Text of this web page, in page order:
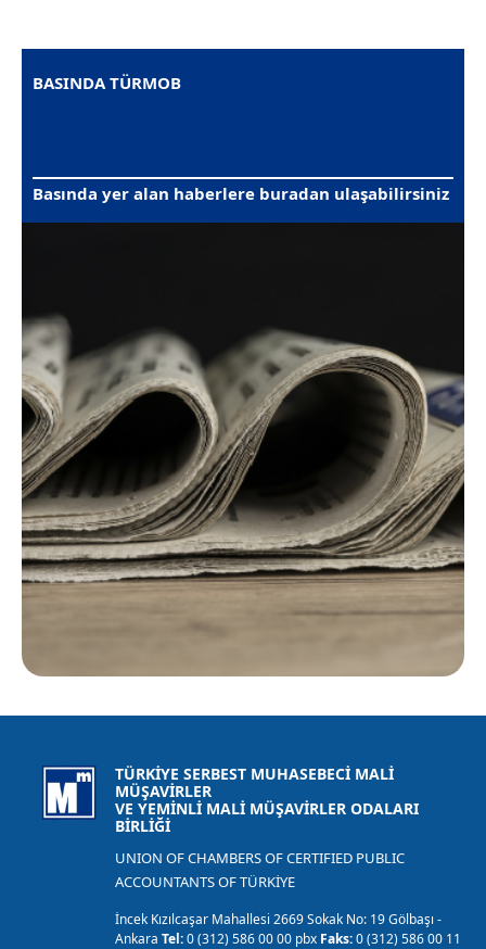
BASINDA TÜRMOB
Basında yer alan haberlere buradan ulaşabilirsiniz
TÜRKİYE SERBEST MUHASEBECİ MALİ
MÜŞAVİRLER
VE YEMİNLİ MALİ MÜŞAVİRLER ODALARI
BİRLİĞİ
UNION OF CHAMBERS OF CERTIFIED PUBLIC
ACCOUNTANTS OF TÜRKİYE
İncek Kızılcaşar Mahallesi 2669 Sokak No: 19 Gölbaşı -
AnkaraTel:0 (312) 586 00 00 pbx Faks:0 (312) 586 00 11